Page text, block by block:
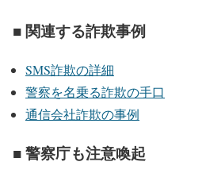
■ 関連する詐欺事例
SMS詐欺の詳細
警察を名乗る詐欺の手口
通信会社詐欺の事例
■ 警察庁も注意喚起